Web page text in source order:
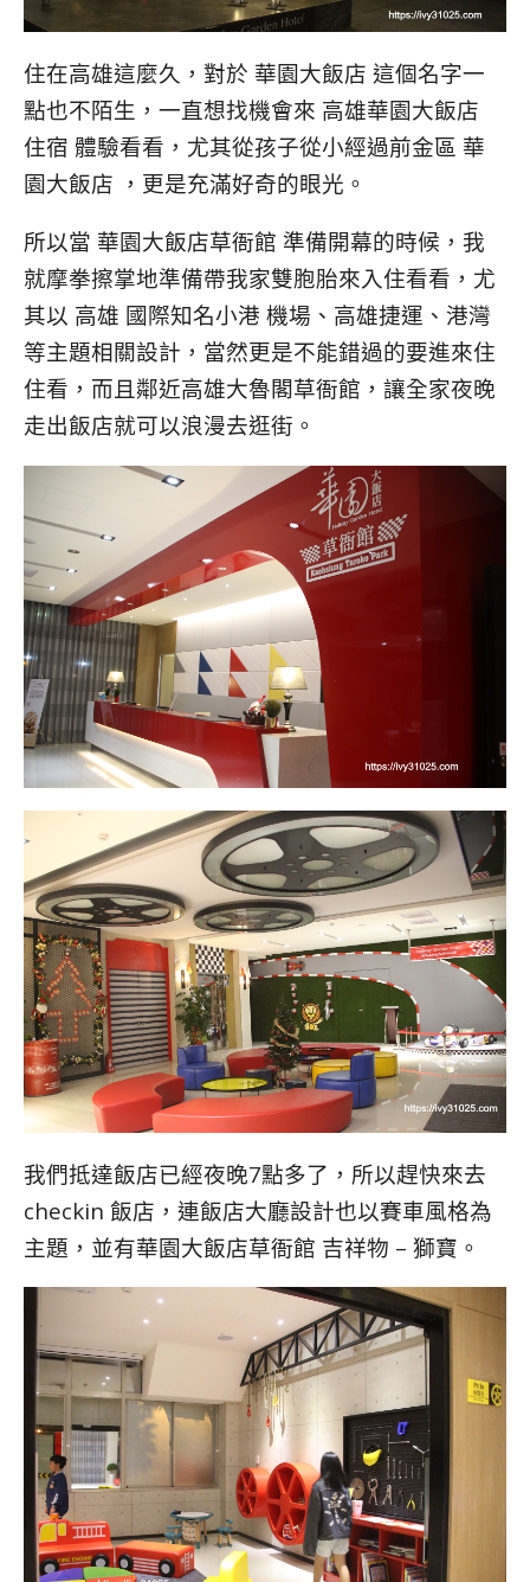
住在高雄這麼久，對於 華園大飯店 這個名字一
點也不陌生，一直想找機會來 高雄華園大飯店
住宿 體驗看看，尤其從孩子從小經過前金區 華
園大飯店 ，更是充滿好奇的眼光。
所以當 華園大飯店草衙館 準備開幕的時候，我
就摩拳擦掌地準備帶我家雙胞胎來入住看看，尤
其以 高雄 國際知名小港 機場、高雄捷運、港灣
等主題相關設計，當然更是不能錯過的要進來住
住看，而且鄰近高雄大魯閣草衙館，讓全家夜晚
走出飯店就可以浪漫去逛街。
我們抵達飯店已經夜晚7點多了，所以趕快來去
checkin 飯店，連飯店大廳設計也以賽車風格為
主題，並有華園大飯店草衙館 吉祥物 – 獅寶。